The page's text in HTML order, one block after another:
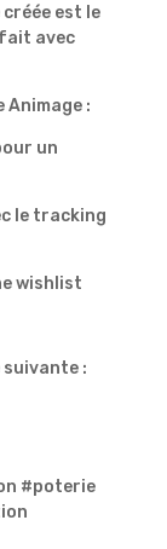
est le
avec
:
un
le tracking
wishlist
suivante :
#poterie